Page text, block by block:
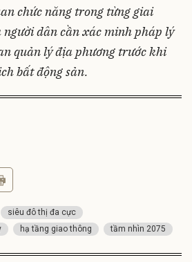
chức năng trong từng giai
dân cần xác minh pháp lý
quản lý địa phương trước khi
bất động sản.
siêu đô thị đa cực
hạ tầng giao thông tầm nhìn 2075